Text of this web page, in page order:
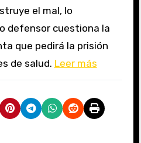
el mal, lo
defensor cuestiona la
que pedirá la prisión
de salud. Leer más